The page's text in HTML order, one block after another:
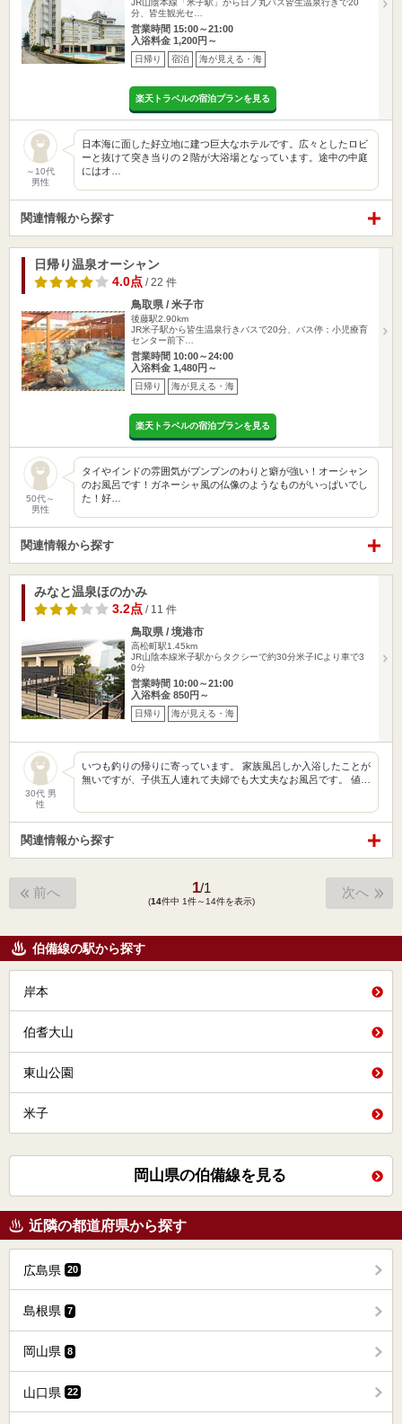
JR山陰本線「米子駅」から日ノ丸バス皆生温泉行きで20
分、皆生観光セ…
営業時間 15:00～21:00
入浴料金 1,200円～
日帰り 宿泊 海が見える・海
楽天トラベルの宿泊プランを見る
～10代
男性
日本海に面した好立地に建つ巨大なホテルです。広々としたロビ
ーと抜けて突き当りの２階が大浴場となっています。途中の中庭
にはオ…
関連情報から探す
日帰り温泉オーシャン
4.0点 / 22 件
鳥取県 / 米子市
後藤駅2.90km
JR米子駅から皆生温泉行きバスで20分、バス停：小児療育
センター前下…
営業時間 10:00～24:00
入浴料金 1,480円～
日帰り 海が見える・海
楽天トラベルの宿泊プランを見る
50代～
男性
タイやインドの雰囲気がプンプンのわりと癖が強い！オーシャン
のお風呂です！ガネーシャ風の仏像のようなものがいっぱいでし
た！好…
関連情報から探す
みなと温泉ほのかみ
3.2点 / 11 件
鳥取県 / 境港市
高松町駅1.45km
JR山陰本線米子駅からタクシーで約30分米子ICより車で3
0分
営業時間 10:00～21:00
入浴料金 850円～
日帰り 海が見える・海
30代 男
性
いつも釣りの帰りに寄っています。 家族風呂しか入浴したことが
無いですが、子供五人連れて夫婦でも大丈夫なお風呂です。 値…
関連情報から探す
前へ 1/1
(14件中 1件～14件を表示)
次へ
伯備線の駅から探す
岸本
伯耆大山
東山公園
米子
岡山県の伯備線を見る
近隣の都道府県から探す
広島県 20
島根県 7
岡山県 8
山口県 22